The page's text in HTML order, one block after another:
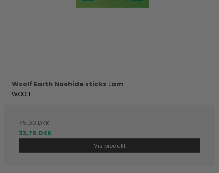
Woolf Earth Noohide sticks Lam
WOOLF
45,00 DKK
33,75 DKK
Vis produkt